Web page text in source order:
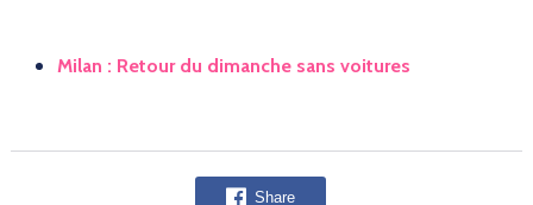
Milan : Retour du dimanche sans voitures
Share